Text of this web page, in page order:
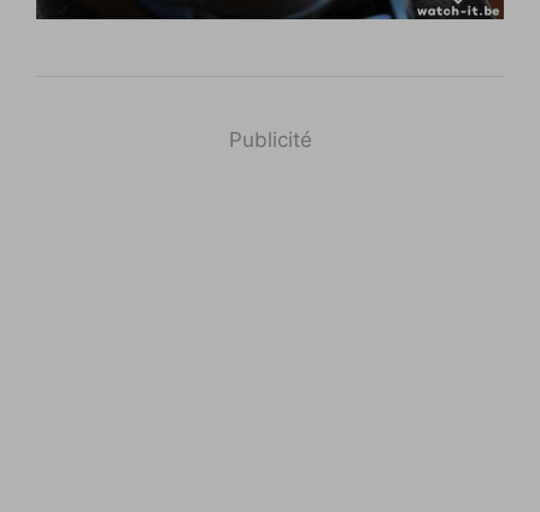
Publicité